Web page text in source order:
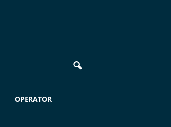
OPERATOR